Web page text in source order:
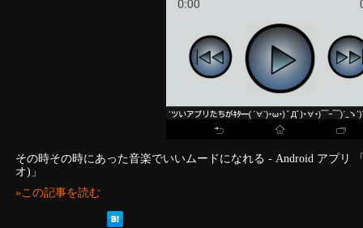
その時その時にあった音楽でいいムードになれる - Android アプリ
オ)」
»この記事を読む